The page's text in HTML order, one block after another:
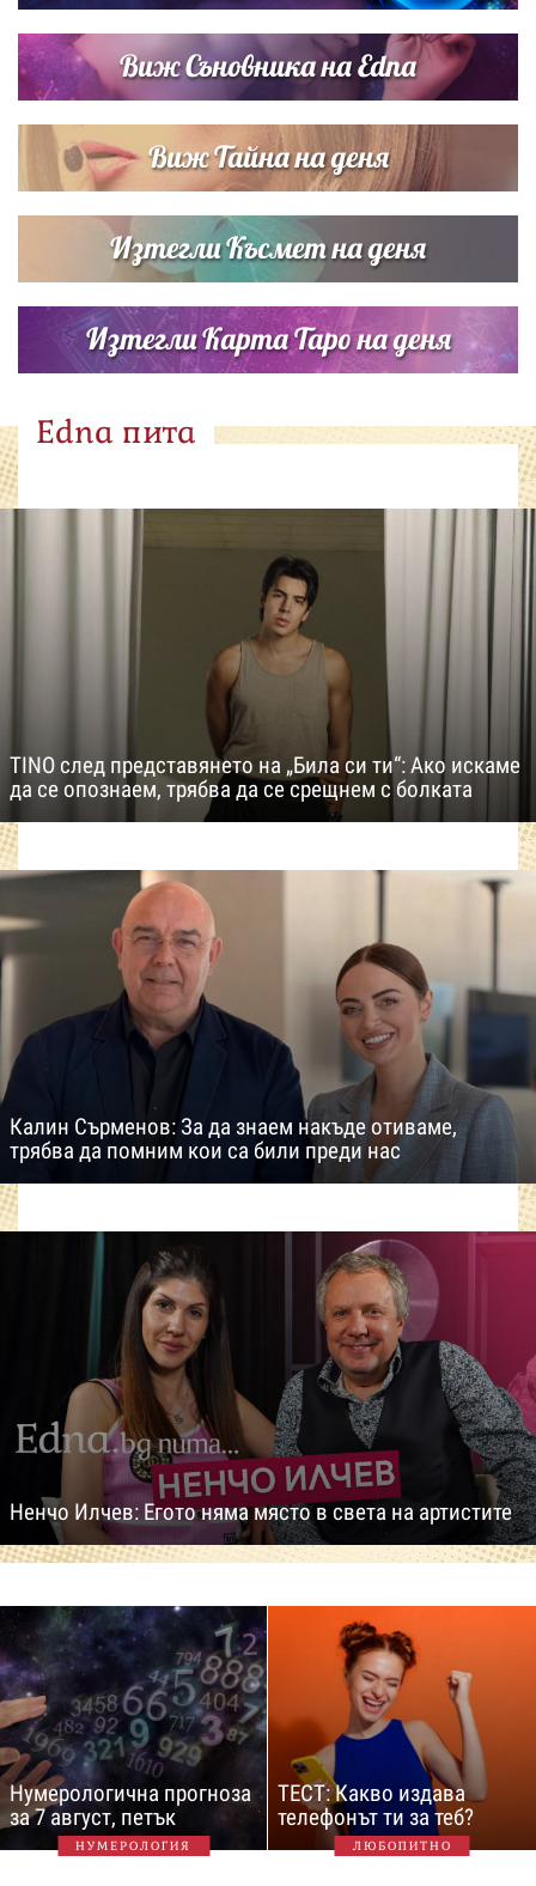
Виж Съновника на Edna
Виж Тайна на деня
Изтегли Късмет на деня
Изтегли Карта Таро на деня
Edna пита
TINO след представянето на „Била си ти“: Ако искаме
да се опознаем, трябва да се срещнем с болката
Калин Сърменов: За да знаем накъде отиваме,
трябва да помним кои са били преди нас
Ненчо Илчев: Егото няма място в света на артистите
Нумерологична прогноза
за 7 август, петък
НУМЕРОЛОГИЯ
ТЕСТ: Какво издава
телефонът ти за теб?
ЛЮБОПИТНО